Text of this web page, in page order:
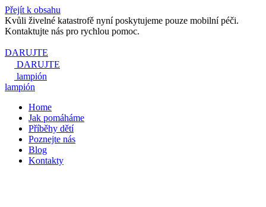
Přejít k obsahu
Kvůli živelné katastrofě nyní poskytujeme pouze mobilní péči.
Kontaktujte nás pro rychlou pomoc.
DARUJTE
DARUJTE
lampión
lampión
Home
Jak pomáháme
Příběhy dětí
Poznejte nás
Blog
Kontakty